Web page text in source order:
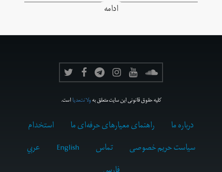
ادامه
کلیه حقوق قانونی این سایت متعلق بهولانت‌مدیااست.
درباره ما راهنمای معیارهای حرفه‌ای ما
استخدام
سیاست حریم خصوصی
تماس English
عربي